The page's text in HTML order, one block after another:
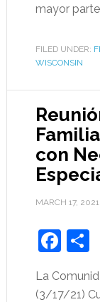
mayor
FILED UNDER:
WISCONSIN
con
MARCH 17, 2021
La
(3/17/21)